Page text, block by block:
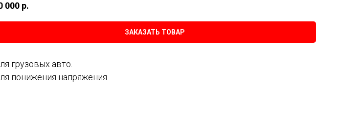
000 р.
ЗАКАЗАТЬ ТОВАР
грузовых авто.
понижения напряжения.